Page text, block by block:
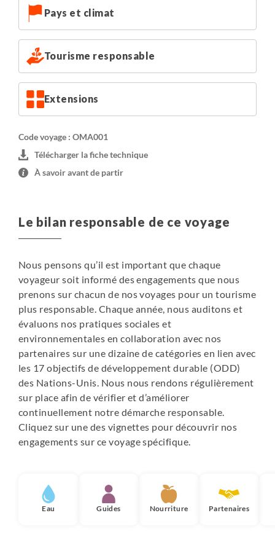
Pays et climat
Tourisme responsable
Extensions
Code voyage : OMA001
Télécharger la fiche technique
À savoir avant de partir
Le bilan responsable de ce voyage
Nous pensons qu’il est important que chaque
voyageur soit informé des engagements que nous
prenons sur chacun de nos voyages pour un tourisme
plus responsable. Chaque année, nous auditons et
évaluons nos pratiques sociales et
environnementales en collaboration avec nos
partenaires sur une dizaine de catégories en lien avec
les 17 objectifs de développement durable (ODD)
des Nations-Unis. Nous nous rendons régulièrement
sur place afin de vérifier et d’améliorer
continuellement notre démarche responsable.
Cliquez sur une des vignettes pour découvrir nos
engagements sur ce voyage spécifique.
Eau Guides Nourriture Partenaires